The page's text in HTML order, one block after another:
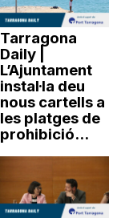
Tarragona
Daily |
L’Ajuntament
instal·la deu
nous cartells a
les platges de
prohibició...